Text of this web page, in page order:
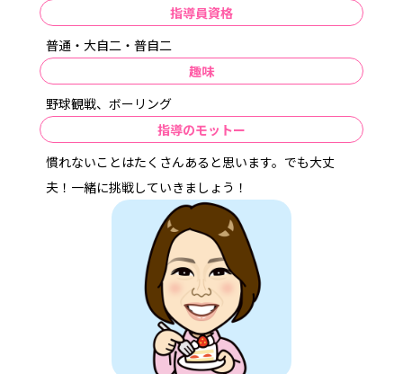
指導員資格
普通・大自二・普自二
趣味
野球観戦、ボーリング
指導のモットー
慣れないことはたくさんあると思います。でも大丈
夫！一緒に挑戦していきましょう！